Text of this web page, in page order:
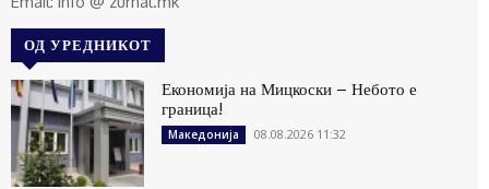
ОД УРЕДНИКОТ
Економија на Мицкоски – Небото е
граница!
Македонија 08.08.2026 11:32